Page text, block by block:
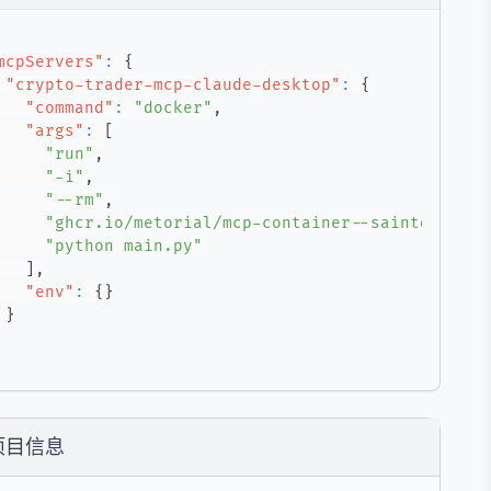
:
{
"crypto-trader-mcp-claude-desktop" :
{
"command" : "docker" ,
"args" :
"run" ,
"-i" ,
"--rm" ,
"ghcr.io/metorial/mcp-container--
"python main.py"
,
"env" : { }
}
目信息